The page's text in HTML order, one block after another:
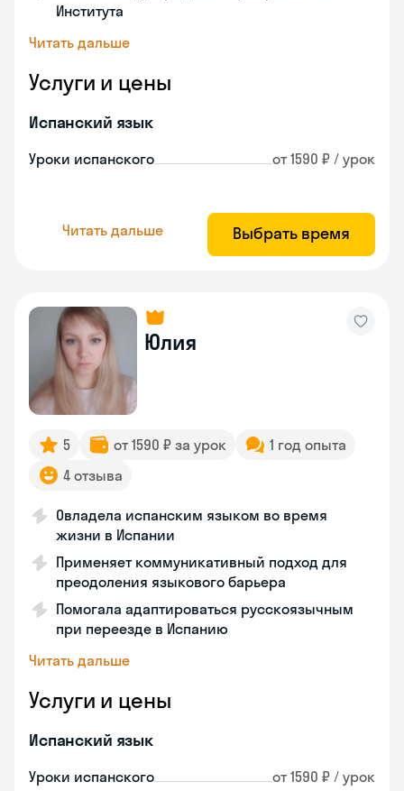
Института
Читать дальше
Услуги и цены
Испанский язык
Уроки испанского от 1590 ₽ / урок
Читать дальше Выбрать время
Юлия
5 от 1590 ₽ за урок
1 год опыта
4 отзыва
Овладела испанским языком во время
жизни в Испании
Применяет коммуникативный подход для
преодоления языкового барьера
Помогала адаптироваться русскоязычным
при переезде в Испанию
Читать дальше
Услуги и цены
Испанский язык
Уроки испанского от 1590 ₽ / урок